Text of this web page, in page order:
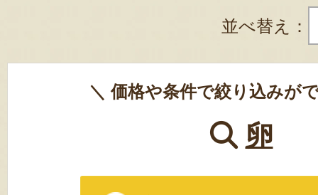
並べ替え：
＼ 価格や条件で絞り込みが
卵